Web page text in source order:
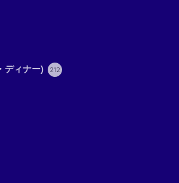
ディナー) 212